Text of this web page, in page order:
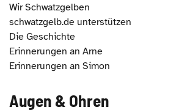
Wir Schwatzgelben
schwatzgelb.de unterstützen
Die Geschichte
Erinnerungen an Arne
Erinnerungen an Simon
Augen & Ohren